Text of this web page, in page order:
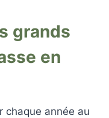
grands
en
chaque année au